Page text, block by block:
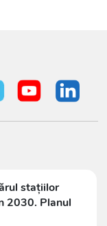
stațiilor
2030. Planul